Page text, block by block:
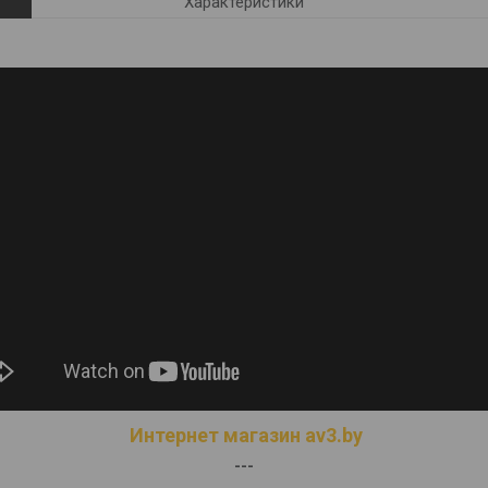
Интернет магазин av3.by
---